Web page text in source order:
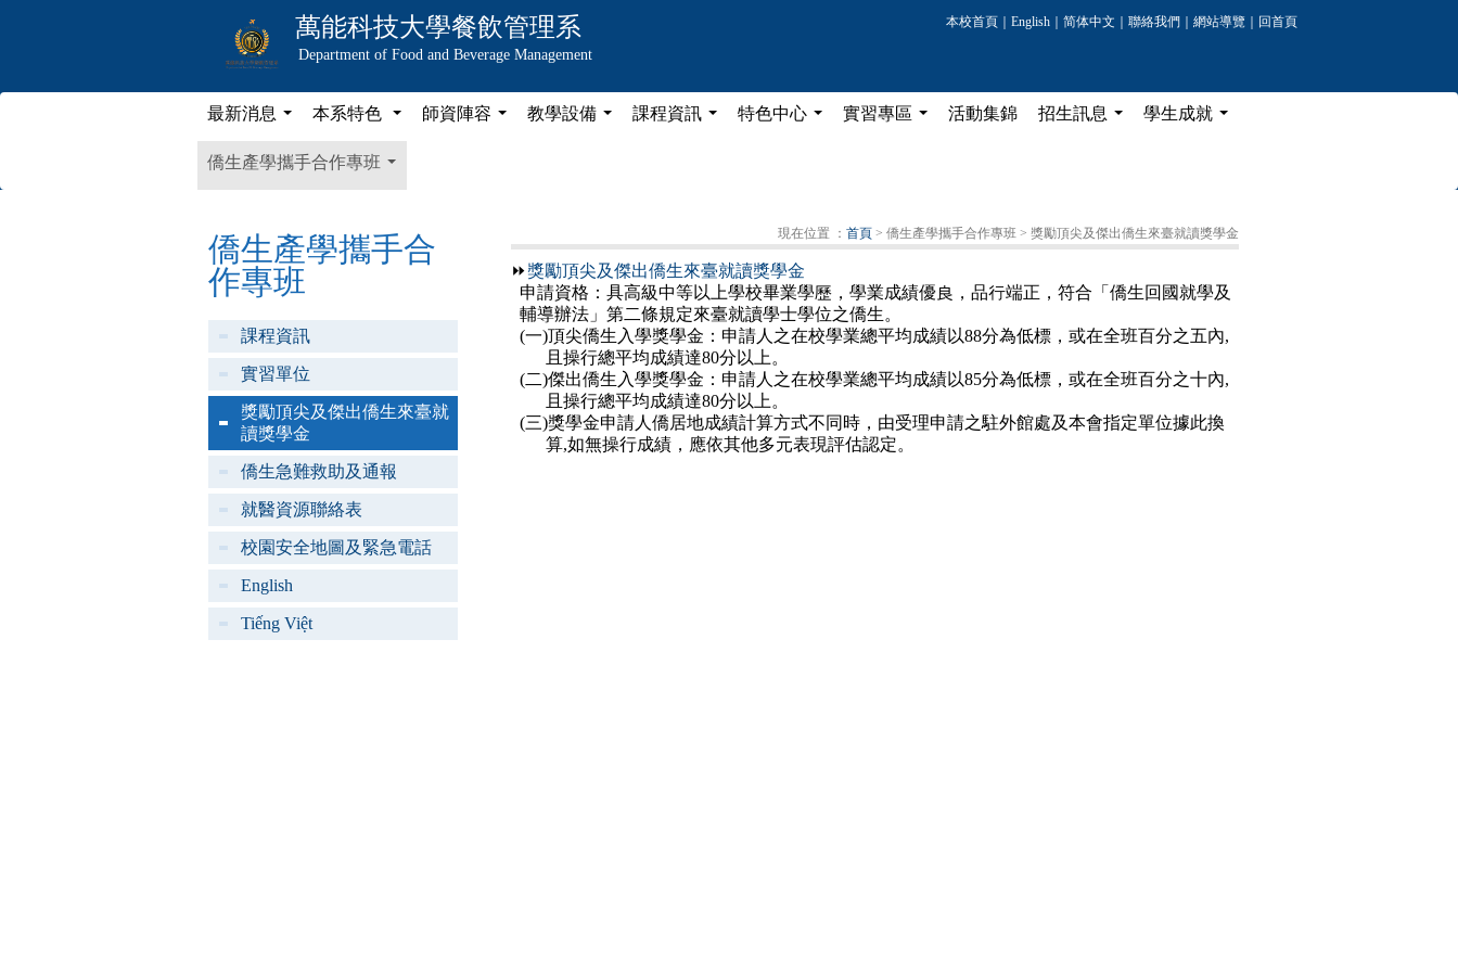
萬能科技大學餐飲管理系
Department of Food and Beverage Management
本校首頁 English 简体中文 聯絡我們 網站導覽 回首頁
最新消息 本系特色 師資陣容 教學設備 課程資訊 特色中心 實習專區 活動集錦 招生訊息 學生成就
僑生產學攜手合作專班
僑生產學攜手合
作專班
課程資訊
實習單位
獎勵頂尖及傑出僑生來臺就
讀獎學金
僑生急難救助及通報
就醫資源聯絡表
校園安全地圖及緊急電話
English
Tiếng Việt
現在位置 ： 首頁 > 僑生產學攜手合作專班 > 獎勵頂尖及傑出僑生來臺就讀獎學金
⏩獎勵頂尖及傑出僑生來臺就讀獎學金
申請資格：具高級中等以上學校畢業學歷，學業成績優良，品行端正，符合「僑生回國就學及
輔導辦法」第二條規定來臺就讀學士學位之僑生。
(一)頂尖僑生入學獎學金：申請人之在校學業總平均成績以88分為低標，或在全班百分之五內,
且操行總平均成績達80分以上。
(二)傑出僑生入學獎學金：申請人之在校學業總平均成績以85分為低標，或在全班百分之十內,
且操行總平均成績達80分以上。
(三)獎學金申請人僑居地成績計算方式不同時，由受理申請之駐外館處及本會指定單位據此換
算,如無操行成績，應依其他多元表現評估認定。